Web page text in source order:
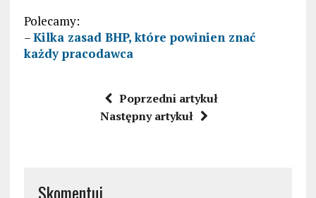
Polecamy:
–Kilka zasad BHP, które powinien znać
każdy pracodawca
Poprzedni artykuł
Następny artykuł
Skomentuj